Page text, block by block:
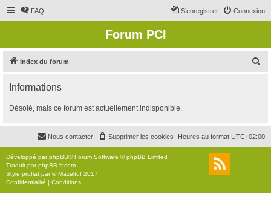
FAQ Connexion
S’enregistrer
Forum PCI
Index du forum
r
c
r
Informations
Désolé, mais ce forum est actuellement indisponible.
Heures au format UTC+02:00
Supprimer les cookies
Nous contacter
Développé parphpBB® Forum Software © phpBB Limited
Traduit parphpBB-fr.com
Style proflat par ©Mazeltof 2017
Confidentialité | Conditions